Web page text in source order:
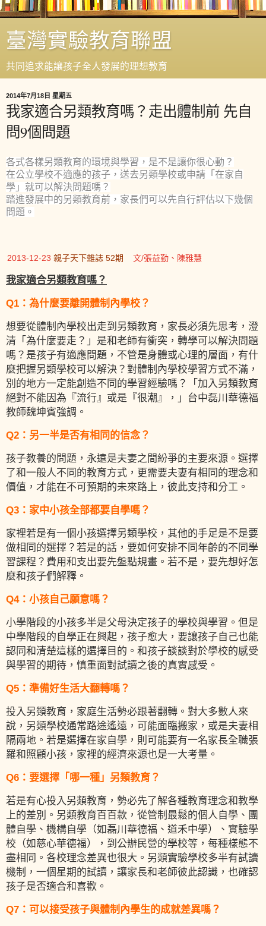
臺灣實驗教育聯盟
共同追求能讓孩子全人發展的理想教育
2014年7月18日 星期五
我家適合另類教育嗎？走出體制前 先自
問9個問題
各式各樣另類教育的環境與學習，是不是讓你很心動？
在公立學校不適應的孩子，送去另類學校或申請「在家自
學」就可以解決問題嗎？
踏進發展中的另類教育前，家長們可以先自行評估以下幾個
問題。
2013-12-23 親子天下雜誌 52期 文/張益勤、陳雅慧
我家適合另類教育嗎？
Q1：為什麼要離開體制內學校？
想要從體制內學校出走到另類教育，家長必須先思考，澄
清「為什麼要走？」是和老師有衝突，轉學可以解決問題
嗎？是孩子有適應問題，不管是身體或心理的層面，有什
麼把握另類學校可以解決？對體制內學校學習方式不滿，
別的地方一定能創造不同的學習經驗嗎？「加入另類教育
絕對不能因為『流行』或是『很潮』，」台中磊川華德福
教師魏坤賓強調。
Q2：另一半是否有相同的信念？
孩子教養的問題，永遠是夫妻之間紛爭的主要來源。選擇
了和一般人不同的教育方式，更需要夫妻有相同的理念和
價值，才能在不可預期的未來路上，彼此支持和分工。
Q3：家中小孩全部都要自學嗎？
家裡若是有一個小孩選擇另類學校，其他的手足是不是要
做相同的選擇？若是的話，要如何安排不同年齡的不同學
習課程？費用和支出要先盤點規畫。若不是，要先想好怎
麼和孩子們解釋。
Q4：小孩自己願意嗎？
小學階段的小孩多半是父母決定孩子的學校與學習。但是
中學階段的自學正在興起，孩子愈大，要讓孩子自己也能
認同和清楚這樣的選擇目的。和孩子談談對於學校的感受
與學習的期待，慎重面對試讀之後的真實感受。
Q5：準備好生活大翻轉嗎？
投入另類教育，家庭生活勢必跟著翻轉。對大多數人來
說，另類學校通常路途遙遠，可能面臨搬家，或是夫妻相
隔兩地。若是選擇在家自學，則可能要有一名家長全職張
羅和照顧小孩，家裡的經濟來源也是一大考量。
Q6：要選擇「哪一種」另類教育？
若是有心投入另類教育，勢必先了解各種教育理念和教學
上的差別。另類教育百百款，從管制最鬆的個人自學、團
體自學、機構自學（如磊川華德福、道禾中學）、實驗學
校（如慈心華德福），到公辦民營的學校等，每種樣態不
盡相同。各校理念差異也很大。另類實驗學校多半有試讀
機制，一個星期的試讀，讓家長和老師彼此認識，也確認
孩子是否適合和喜歡。
Q7：可以接受孩子與體制內學生的成就差異嗎？